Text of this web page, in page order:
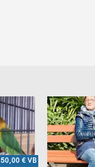
50,00 €VB